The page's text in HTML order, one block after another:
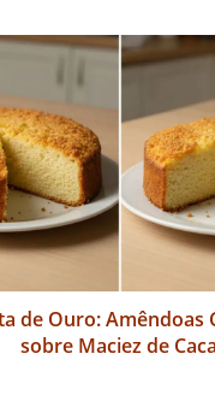
de Ouro: Amêndoas
sobre Maciez de